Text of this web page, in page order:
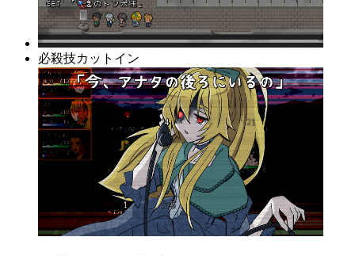
必殺技カットイン